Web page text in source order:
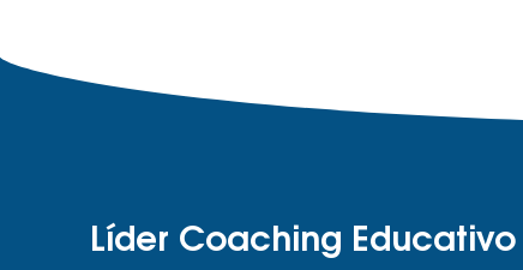
Líder Coaching Educativo